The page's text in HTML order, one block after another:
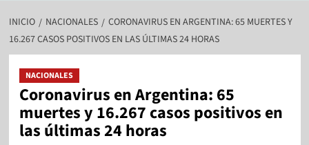
INICIO NACIONALES
CORONAVIRUS EN ARGENTINA: 65 MUERTES Y
16.267 CASOS POSITIVOS EN LAS ÚLTIMAS 24 HORAS
NACIONALES
Coronavirus en Argentina: 65
muertes y 16.267 casos positivos en
las últimas 24 horas